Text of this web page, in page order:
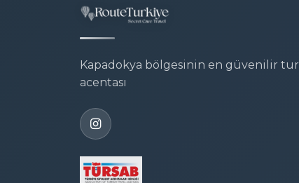
Kapadokya bölgesinin en güvenilir tur
acentası